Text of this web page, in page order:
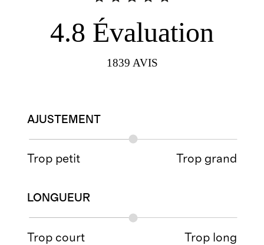
4.8 Évaluation
1839 AVIS
AJUSTEMENT
Trop petit Trop grand
LONGUEUR
Trop court Trop long